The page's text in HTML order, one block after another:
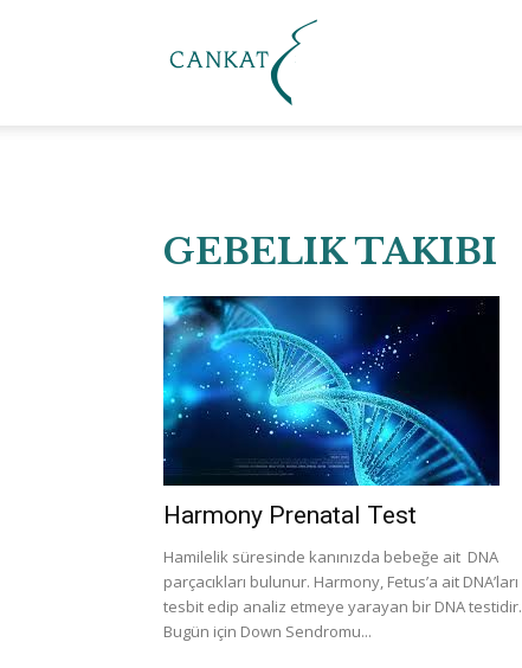
GEBELIK TAKIBI
Harmony Prenatal Test
Hamilelik süresinde kanınızda bebeğe ait DNA
parçacıkları bulunur. Harmony, Fetus’a ait DNA’ları
tesbit edip analiz etmeye yarayan bir DNA testidir.
Bugün için Down Sendromu...